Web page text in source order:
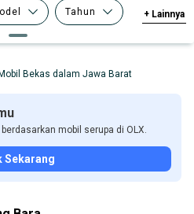
Tahun + Lainnya
Mobil Bekas dalam Jawa Barat
mobil serupa di OLX.
Sekarang